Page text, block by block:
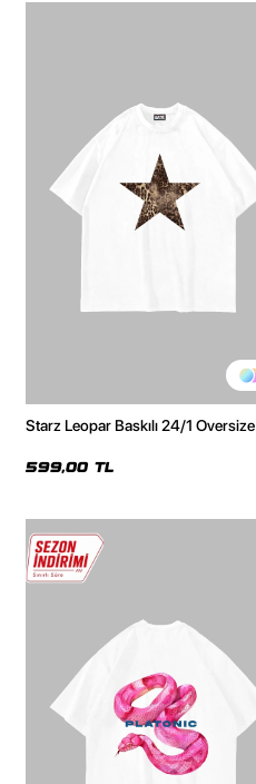
Starz Leopar Baskılı 24/1 Oversize
599,00 TL